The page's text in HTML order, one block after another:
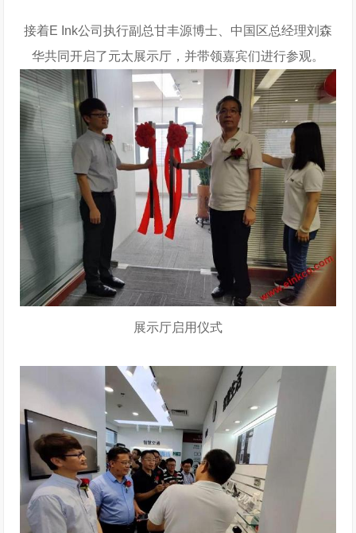
接着E Ink公司执行副总甘丰源博士、中国区总经理刘森
华共同开启了元太展示厅，并带领嘉宾们进行参观。
展示厅启用仪式